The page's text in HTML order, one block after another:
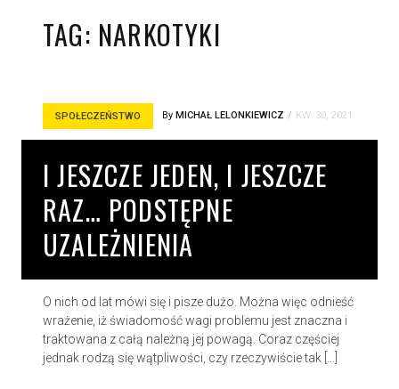
TAG: NARKOTYKI
SPOŁECZEŃSTWO By MICHAŁ LELONKIEWICZ KW. 30, 2021
I JESZCZE JEDEN, I JESZCZE
RAZ… PODSTĘPNE
UZALEŻNIENIA
O nich od lat mówi się i pisze dużo. Można więc odnieść
wrażenie, iż świadomość wagi problemu jest znaczna i
traktowana z całą należną jej powagą. Coraz częściej
jednak rodzą się wątpliwości, czy rzeczywiście tak […]